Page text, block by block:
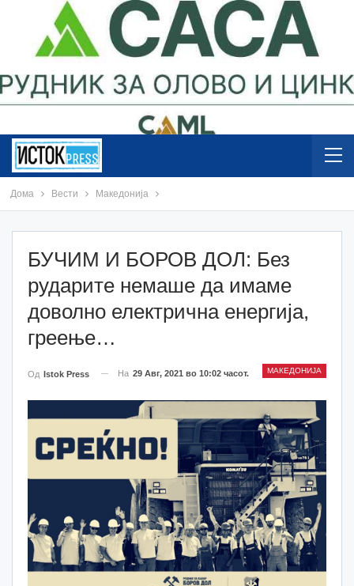
Дома Вести Македонија
БУЧИМ И БОРОВ ДОЛ: Без
рударите немаше да имаме
доволно електрична енергија,
греење…
МАКЕДОНИЈА
Од Istok Press На 29 Авг, 2021 во 10:02 часот.